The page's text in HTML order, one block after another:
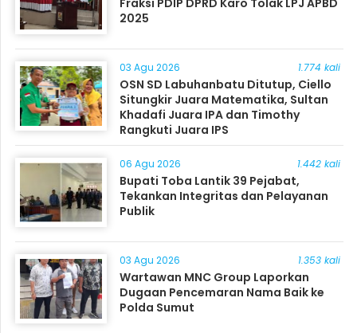
Fraksi PDIP DPRD Karo Tolak LPJ APBD
2025
03 Agu 2026 1.774 kali
OSN SD Labuhanbatu Ditutup, Ciello
Situngkir Juara Matematika, Sultan
Khadafi Juara IPA dan Timothy
Rangkuti Juara IPS
06 Agu 2026 1.442 kali
Bupati Toba Lantik 39 Pejabat,
Tekankan Integritas dan Pelayanan
Publik
03 Agu 2026 1.353 kali
Wartawan MNC Group Laporkan
Dugaan Pencemaran Nama Baik ke
Polda Sumut